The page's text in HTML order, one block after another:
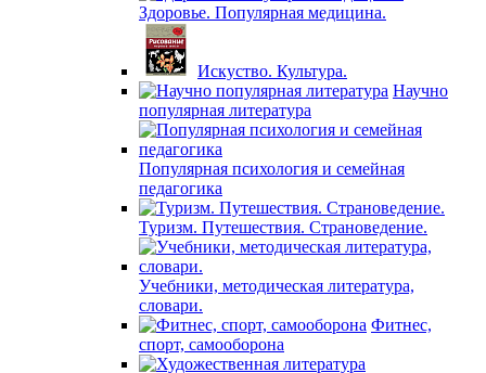
Здоровье. Популярная медицина.
Искуство. Культура.
Научно
популярная литература
Популярная психология и семейная
педагогика
Туризм. Путешествия. Страноведение.
Учебники, методическая литература,
словари.
Фитнес,
спорт, самооборона